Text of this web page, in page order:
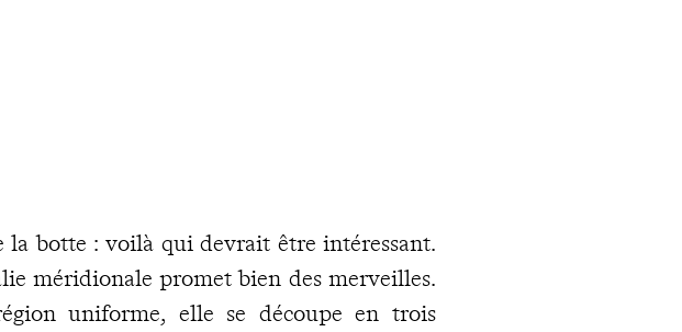
botte : voilà qui devrait être intéressant.
méridionale promet bien des merveilles.
uniforme, elle se découpe en trois